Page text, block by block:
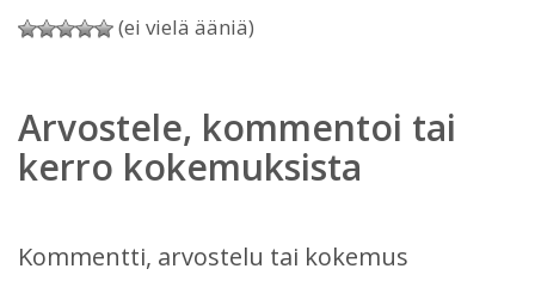
(ei vielä ääniä)
Arvostele, kommentoi tai
kerro kokemuksista
Kommentti, arvostelu tai kokemus